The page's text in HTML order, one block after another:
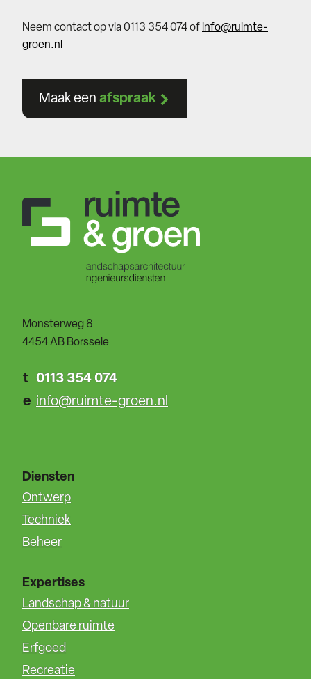
Neem contact op via 0113 354 074 of info@ruimte-
groen.nl
Maak een afspraak
Monsterweg 8
4454 AB Borssele
t 0113 354 074
e info@ruimte-groen.nl
Diensten
Ontwerp
Techniek
Beheer
Expertises
Landschap & natuur
Openbare ruimte
Erfgoed
Recreatie